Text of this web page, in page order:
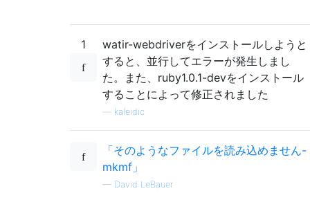
1
watir-webdriverをインストールしようと
すると、並行してエラーが発生しまし
た。また、ruby1.0.1-devをインストール
することによって修正されました
kaleidic
「そのようなファイルを読み込めません-
mkmf」
— David LeBauer